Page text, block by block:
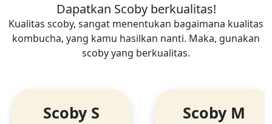
Dapatkan Scoby berkualitas!
Kualitas scoby, sangat menentukan bagaimana kualitas
kombucha, yang kamu hasilkan nanti. Maka, gunakan
scoby yang berkualitas.
Scoby S Scoby M